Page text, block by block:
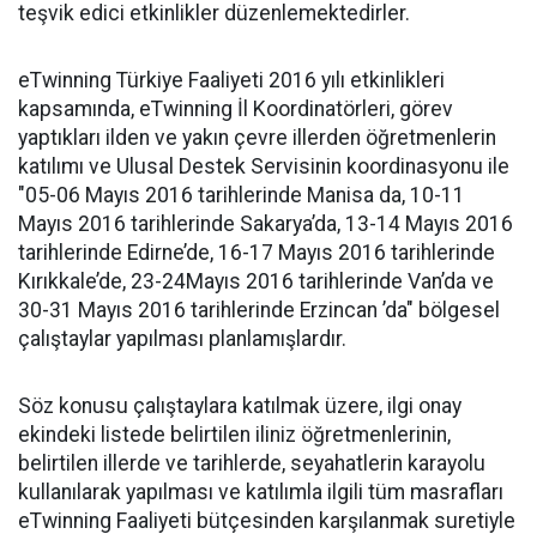
teşvik edici etkinlikler düzenlemektedirler.
eTwinning Türkiye Faaliyeti 2016 yılı etkinlikleri
kapsamında, eTwinning İl Koordinatörleri, görev
yaptıkları ilden ve yakın çevre illerden öğretmenlerin
katılımı ve Ulusal Destek Servisinin koordinasyonu ile
"05-06 Mayıs 2016 tarihlerinde Manisa da, 10-11
Mayıs 2016 tarihlerinde Sakarya’da, 13-14 Mayıs 2016
tarihlerinde Edirne’de, 16-17 Mayıs 2016 tarihlerinde
Kırıkkale’de, 23-24Mayıs 2016 tarihlerinde Van’da ve
30-31 Mayıs 2016 tarihlerinde Erzincan ’da" bölgesel
çalıştaylar yapılması planlamışlardır.
Söz konusu çalıştaylara katılmak üzere, ilgi onay
ekindeki listede belirtilen iliniz öğretmenlerinin,
belirtilen illerde ve tarihlerde, seyahatlerin karayolu
kullanılarak yapılması ve katılımla ilgili tüm masrafları
eTwinning Faaliyeti bütçesinden karşılanmak suretiyle